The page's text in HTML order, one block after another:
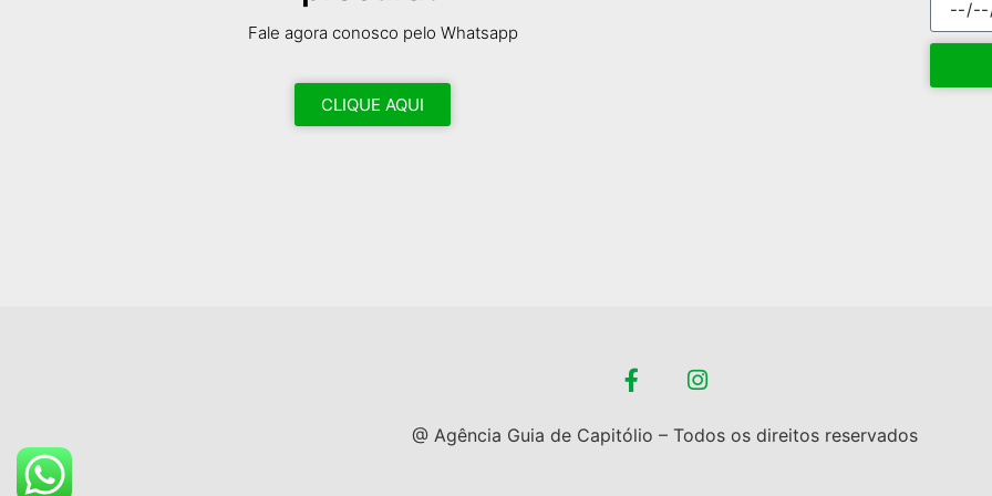
Fale agora conosco pelo Whatsapp
CLIQUE AQUI
@ Agência Guia de Capitólio – Todos os direitos reservados